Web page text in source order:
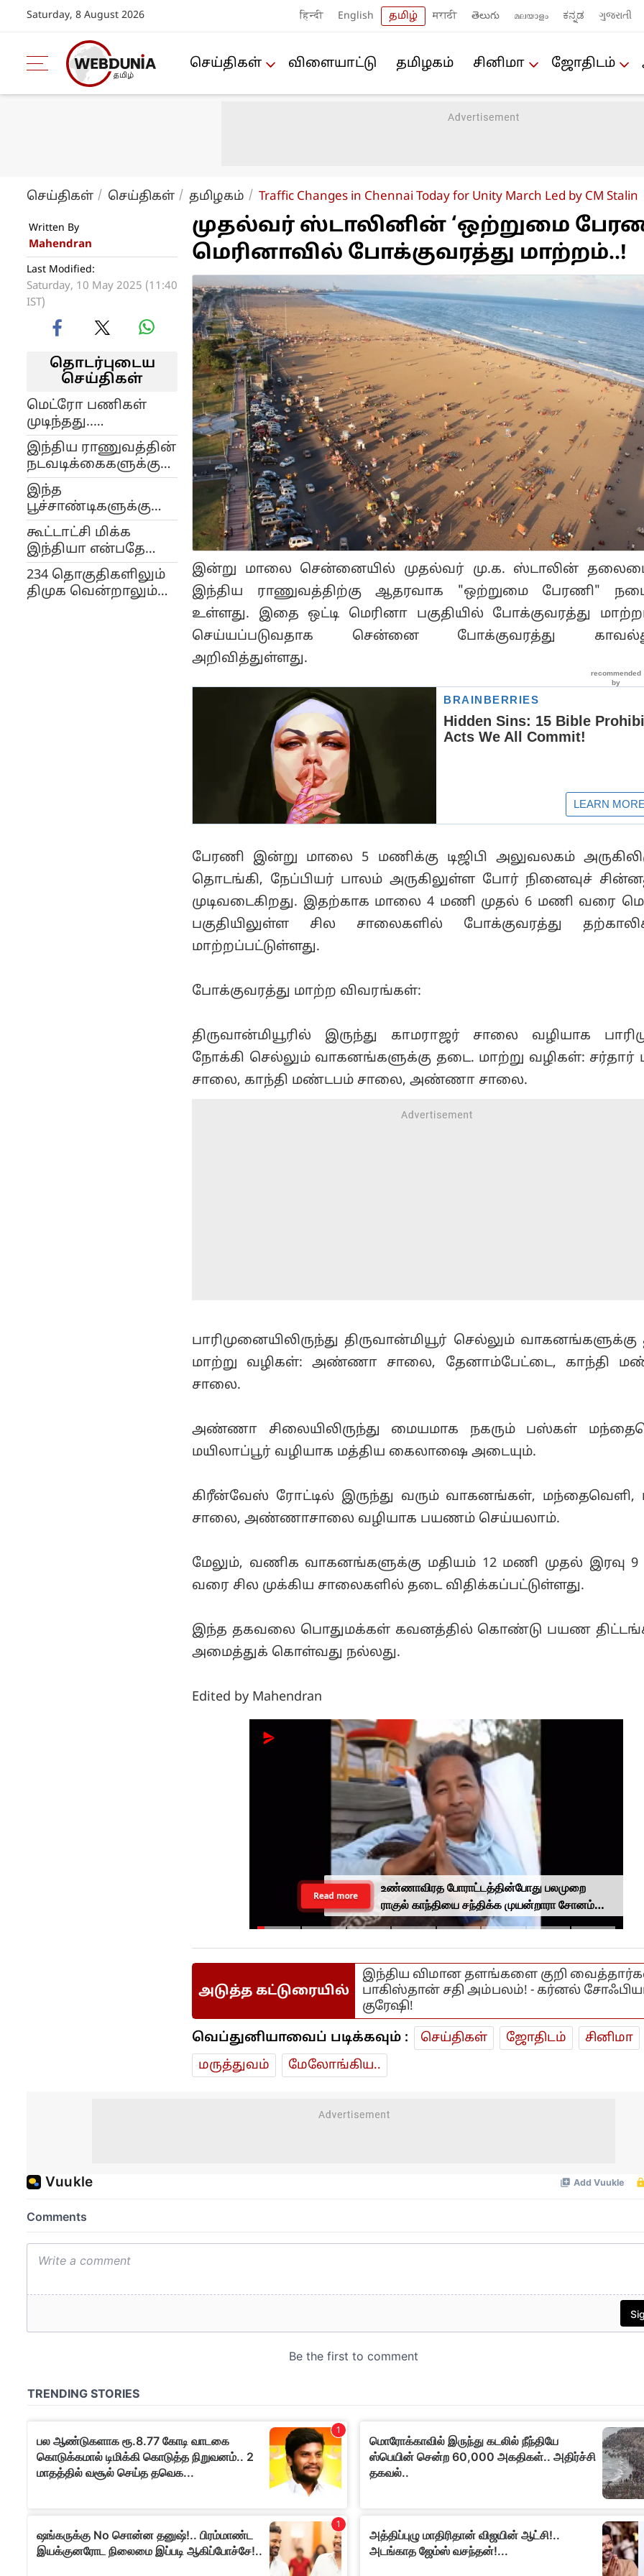
Saturday, 8 August 2026 हिन्दी English தமிழ் मराठी తెలుగు മലയാളം ಕನ್ನಡ ગુજરાતી
செய்திகள் விளையா‌ட்டு த‌மிழக‌ம் சினிமா ஜோ‌திட‌ம்
செய்திகள் செய்திகள் த‌மிழக‌ம் Traffic Changes in Chennai Today for Unity March Led by CM Stalin
Written By
Mahendran
Last Modified:
Saturday, 10 May 2025 (11:40
IST)
தொடர்புடைய
செய்திகள்
மெட்ரோ பணிகள்
முடிந்தது..
சென்னையின்
முக்கிய பகுதிகளில்
போக்குவரத்து
மாற்றம்..!
இந்திய ராணுவத்தின்
நடவடிக்கைகளுக்கு
தமிழ்நாடு
துணையாக நிற்கும்:
முதல்வர் ஸ்டாலின்
இந்த
பூச்சாண்டிகளுக்கு
மிரள்வதற்கு அடிமை
கட்சியல்ல, நம்
தி.மு.க.. முதல்வர்
ஸ்டாலின்
கூட்டாட்சி மிக்க
இந்தியா என்பதே
உண்மையான
தேசபக்தி: முதல்வர்
ஸ்டாலின் எழுதிய
234 தொகுதிகளிலும்
திமுக வென்றாலும்
ஆச்சரியப்படுவதற்கில்லை:
முதல்வர் ஸ்டாலினின் ‘ஒற்றுமை
மெரினாவில் போக்குவரத்து மாற்றம்..!
இன்று மாலை சென்னையில் முதல்வர் மு.க. ஸ்டாலின்
இந்திய ராணுவத்திற்கு ஆதரவாக "ஒற்றுமை பேரணி"
உள்ளது. இதை ஒட்டி மெரினா பகுதியில் போக்குவரத்து
செய்யப்படுவதாக சென்னை போக்குவரத்து
அறிவித்துள்ளது.
பேரணி இன்று மாலை 5 மணிக்கு டிஜிபி அலுவலகம்
தொடங்கி, நேப்பியர் பாலம் அருகிலுள்ள போர் நினைவுச்
முடிவடைகிறது. இதற்காக மாலை 4 மணி முதல் 6 மணி வரை
பகுதியிலுள்ள சில சாலைகளில் போக்குவரத்து
மாற்றப்பட்டுள்ளது.
போக்குவரத்து மாற்ற விவரங்கள்:
திருவான்மியூரில் இருந்து காமராஜர் சாலை வழியாக
நோக்கி செல்லும் வாகனங்களுக்கு தடை. மாற்று வழிகள்: சர்தார்
சாலை, காந்தி மண்டபம் சாலை, அண்ணா சாலை.
பாரிமுனையிலிருந்து திருவான்மியூர் செல்லும்
மாற்று வழிகள்: அண்ணா சாலை, தேனாம்பேட்டை, காந்தி
சாலை.
அண்ணா சிலையிலிருந்து மையமாக நகரும் பஸ்கள்
மயிலாப்பூர் வழியாக மத்திய கைலாஷை அடையும்.
கிரீன்வேஸ் ரோட்டில் இருந்து வரும் வாகனங்கள், மந்தைவெளி,
சாலை, அண்ணாசாலை வழியாக பயணம் செய்யலாம்.
மேலும், வணிக வாகனங்களுக்கு மதியம் 12 மணி முதல் இரவு
வரை சில முக்கிய சாலைகளில் தடை விதிக்கப்பட்டுள்ளது.
இந்த தகவலை பொதுமக்கள் கவனத்தில் கொண்டு பயண
அமைத்துக் கொள்வது நல்லது.
Edited by Mahendran
உண்ணாவிரத போராட்டத்தின்போது பலமுறை
ராகுல் காந்தியை சந்திக்க முயன்றாரா சோனம்
வாங்சுக் மனைவி.. ஆனால் பலனில்லை...
Read more
அடுத்த கட்டுரையில்
இந்திய விமான தளங்களை குறி
பாகிஸ்தான் சதி அம்பலம்! - கர்னல்
குரேஷி!
வெப்துனியாவைப் படிக்கவும் : செய்திகள் ஜோ‌திட‌ம்
சினிமா
மரு‌த்துவ‌ம்
மேலோங்கிய..